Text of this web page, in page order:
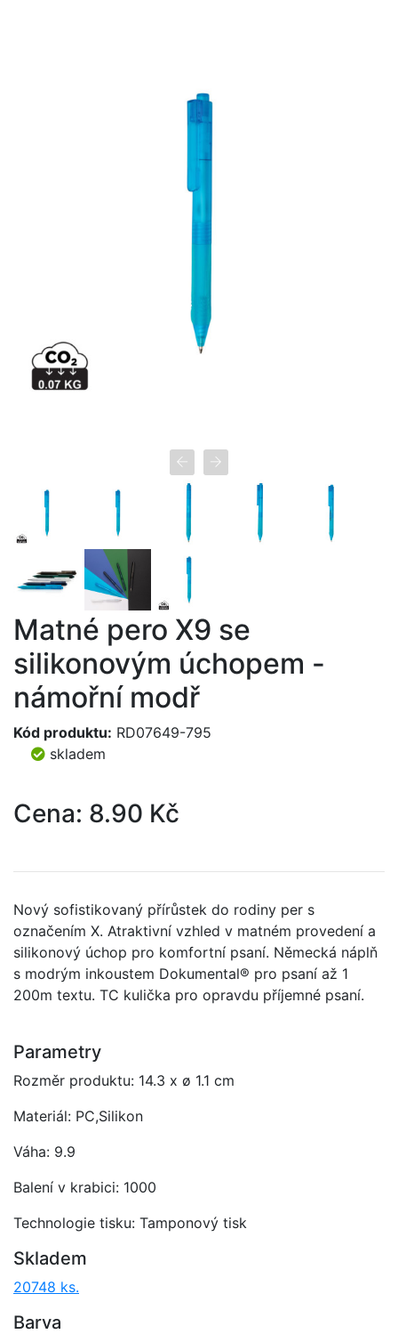
Matné pero X9 se
silikonovým úchopem -
námořní modř
Kód produktu: RD07649-795
skladem
Cena: 8.90 Kč
Nový sofistikovaný přírůstek do rodiny per s
označením X. Atraktivní vzhled v matném provedení a
silikonový úchop pro komfortní psaní. Německá náplň
s modrým inkoustem Dokumental® pro psaní až 1
200m textu. TC kulička pro opravdu příjemné psaní.
Parametry
Rozměr produktu: 14.3 x ø 1.1 cm
Materiál: PC,Silikon
Váha: 9.9
Balení v krabici: 1000
Technologie tisku: Tamponový tisk
Skladem
20748 ks.
Barva